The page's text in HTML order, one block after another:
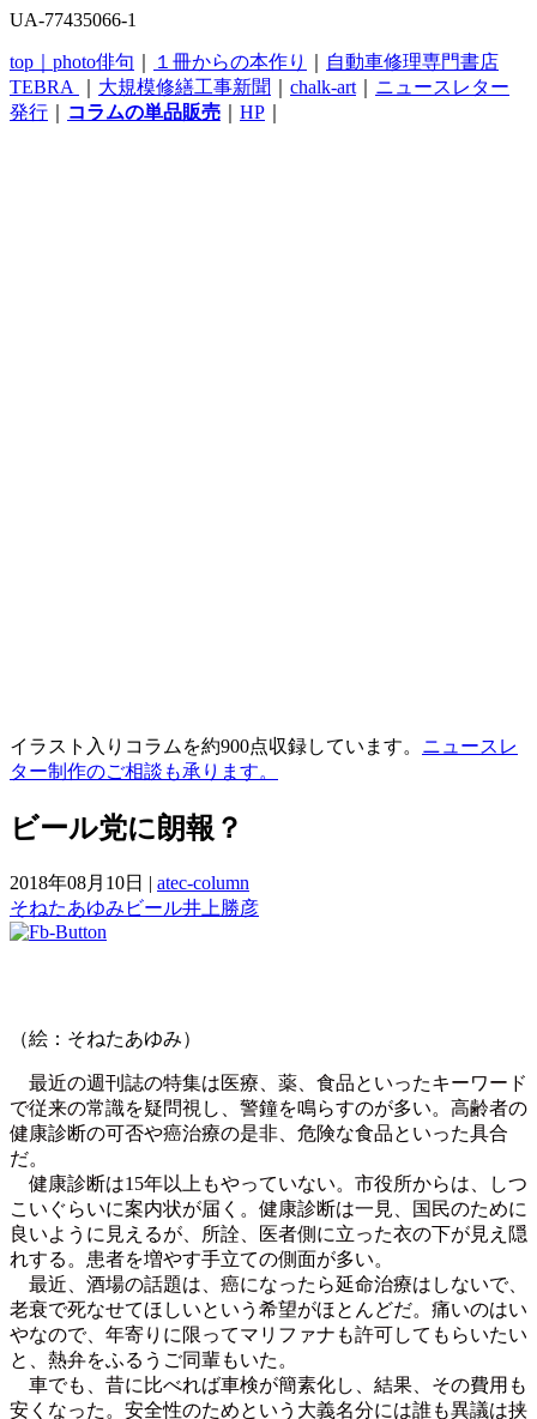
UA-77435066-1
top｜ photo俳句 １冊からの本作り
自動車修理専門書店
TEBRA
大規模修繕工事新聞 chalk-art
ニュースレター
発行
コラムの単品販売 HP
イラスト入りコラムを約900点収録しています。 ニュースレ
ター制作のご相談も承ります。
ビール党に朗報？
2018年08月10日 | atec-column
そねたあゆみ ビール井上勝彦
（絵：そねたあゆみ）
最近の週刊誌の特集は医療、薬、食品といったキーワード
で従来の常識を疑問視し、警鐘を鳴らすのが多い。高齢者の
健康診断の可否や癌治療の是非、危険な食品といった具合
だ。
健康診断は15年以上もやっていない。市役所からは、しつ
こいぐらいに案内状が届く。健康診断は一見、国民のために
良いように見えるが、所詮、医者側に立った衣の下が見え隠
れする。患者を増やす手立ての側面が多い。
最近、酒場の話題は、癌になったら延命治療はしないで、
老衰で死なせてほしいという希望がほとんどだ。痛いのはい
やなので、年寄りに限ってマリファナも許可してもらいたい
と、熱弁をふるうご同輩もいた。
車でも、昔に比べれば車検が簡素化し、結果、その費用も
安くなった。安全性のためという大義名分には誰も異議は挟